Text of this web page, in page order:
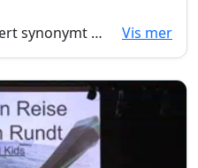
Kolesterol har i lang tid vært synonymt med forkalkede blodårer, livsstilssykdommer og fedme. Samtidig er kolesterol svært misforstått iblant befolkningen. Vivian Vedum er doktor i ernæring og fedmeproblematikk. I dette foredraget tar Vivian Vedum oss gjennom de velkjente misoppfatningene og legger frem en mer nyansert betydningen av kolesterol.
Vis mer